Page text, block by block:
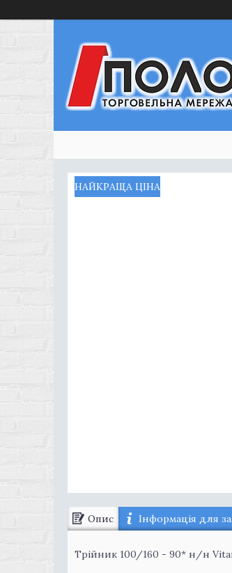
НАЙКРАЩА ЦІНА
Опис Інформація для
Трійник 100/160 - 90* н/н